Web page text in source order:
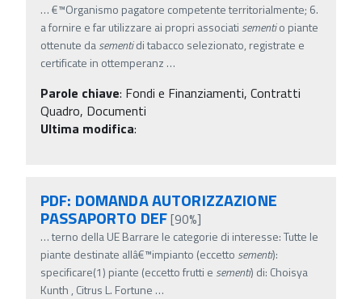
…€™Organismo pagatore competente territorialmente; 6.
a fornire e far utilizzare ai propri associati sementio piante
ottenute dasementidi tabacco selezionato, registrate e
certificate in ottemperanz …
Parole chiave: Fondi e Finanziamenti, Contratti
Quadro, Documenti
Ultima modifica:
PDF: DOMANDA AUTORIZZAZIONE
PASSAPORTO DEF[90%]
…terno della UE Barrare le categorie di interesse: Tutte le
piante destinate allâ€™impianto (eccetto sementi):
specificare(1) piante (eccetto frutti e sementi) di: Choisya
Kunth , Citrus L. Fortune …